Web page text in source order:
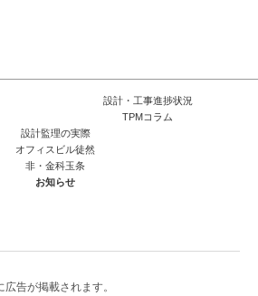
設計・工事進捗状況
TPMコラム
設計監理の実際
オフィスビル徒然
非・金科玉条
お知らせ
告が掲載されます。